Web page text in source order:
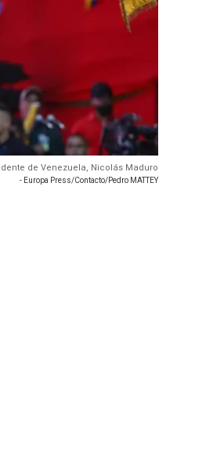
de Venezuela, Nicolás Maduro
- Europa Press/Contacto/Pedro MATTEY